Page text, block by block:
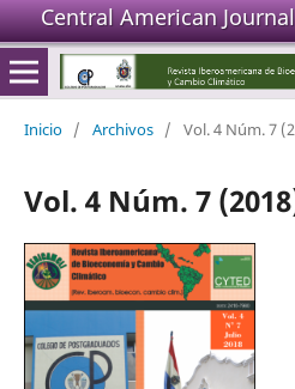
Central American
Inicio / Archivos / Vol. 4 Núm. 7
Vol. 4 Núm. 7